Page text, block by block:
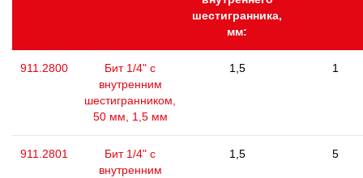
шестигранника,
мм:
911.2800
Бит 1/4" с
внутренним
шестигранником,
50 мм, 1,5 мм
1,5 1
911.2801
Бит 1/4" с
внутренним
1,5 5